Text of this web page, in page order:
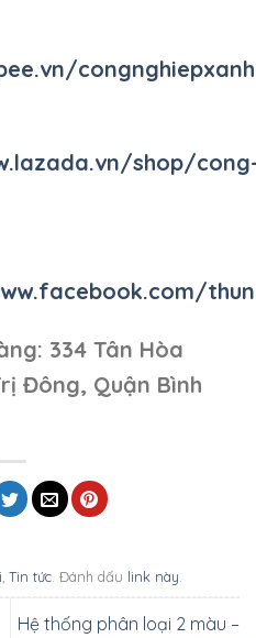
shop/
334 Tân Hòa
Đông, Quận Bình
Tin tức . Đánh dấu link này
Hệ thống phân loại 2 màu –